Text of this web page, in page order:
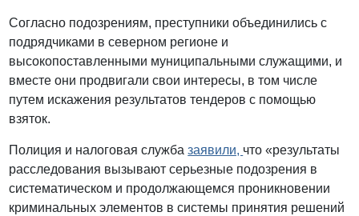
Согласно подозрениям, преступники объединились с
подрядчиками в северном регионе и
высокопоставленными муниципальными служащими, и
вместе они продвигали свои интересы, в том числе
путем искажения результатов тендеров с помощью
взяток.
Полиция и налоговая службазаявили, что «результаты
расследования вызывают серьезные подозрения в
систематическом и продолжающемся проникновении
криминальных элементов в системы принятия решений